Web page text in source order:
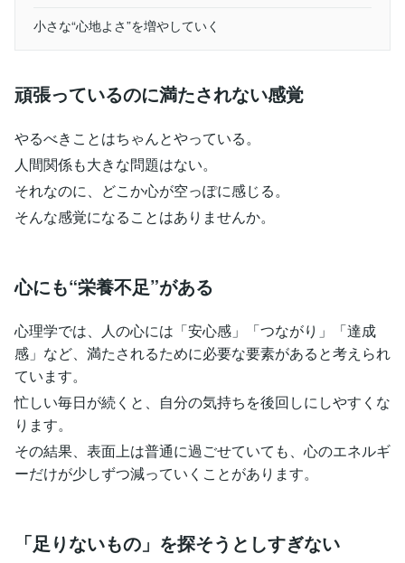
小さな“心地よさ”を増やしていく
頑張っているのに満たされない感覚
やるべきことはちゃんとやっている。
人間関係も大きな問題はない。
それなのに、どこか心が空っぽに感じる。
そんな感覚になることはありませんか。
心にも“栄養不足”がある
心理学では、人の心には「安心感」「つながり」「達成
感」など、満たされるために必要な要素があると考えられ
ています。
忙しい毎日が続くと、自分の気持ちを後回しにしやすくな
ります。
その結果、表面上は普通に過ごせていても、心のエネルギ
ーだけが少しずつ減っていくことがあります。
「足りないもの」を探そうとしすぎない